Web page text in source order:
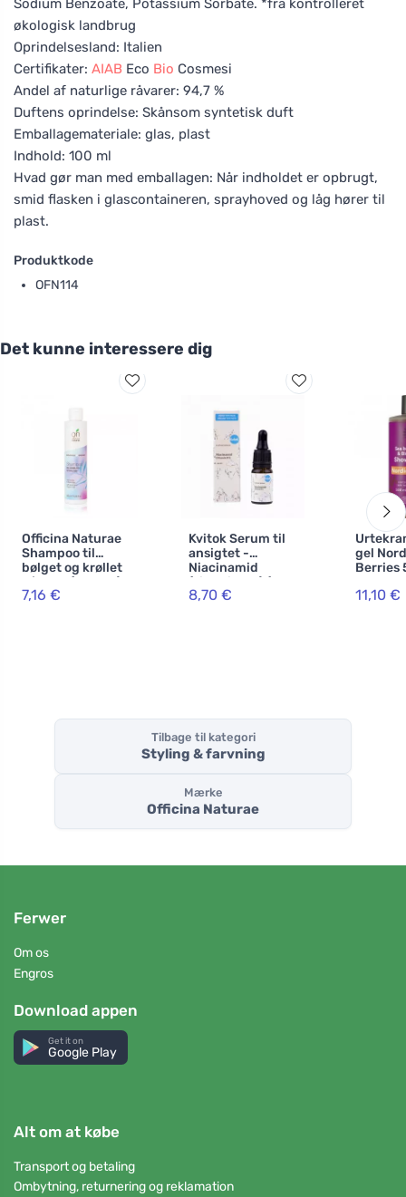
økologisk landbrug
Oprindelsesland: Italien
Certifikater: AIAB Eco Bio Cosmesi
Andel af naturlige råvarer: 94,7 %
Duftens oprindelse: Skånsom syntetisk duft
Emballagemateriale: glas, plast
Indhold: 100 ml
Hvad gør man med emballagen: Når indholdet er opbrugt,
smid flasken i glascontaineren, sprayhoved og låg hører til
plast.
Produktkode
OFN114
Det kunne interessere dig
Officina Naturae
Shampoo til
bølget og krøllet
hår BIO (200 ml)
7,16 €
Kvitok Serum til
ansigtet -
Niacinamid
(vitamin B3) (10
ml) - til akne
8,70 €
gel
Berries
11,10 €
Tilbage til kategori
Styling & farvning
Mærke
Officina Naturae
Ferwer
Om os
Engros
Download appen
Get it on
Google Play
Alt om at købe
Transport og betaling
Ombytning, returnering og reklamation